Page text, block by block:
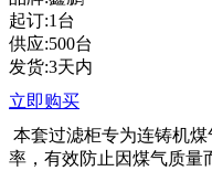
起订:1台
供应:500台
发货:3天内
立即购买
本套过滤柜专为连铸机
率，有效防止因煤气质量